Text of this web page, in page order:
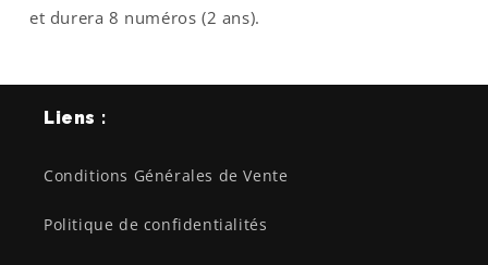
et durera 8 numéros (2 ans).
Liens :
Conditions Générales de Vente
Politique de confidentialités